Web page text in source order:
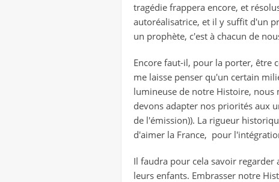
tragédie frappera encore, et
autoréalisatrice, et il y suffit d'un
un prophète, c'est à chacun de
Encore faut-il, pour la porter, être
me laisse penser qu'un certain
lumineuse de notre Histoire, nous
devons adapter nos priorités aux
de l'émission)). La rigueur
d'aimer la France, pour
Il faudra pour cela savoir
leurs enfants. Embrasser notre